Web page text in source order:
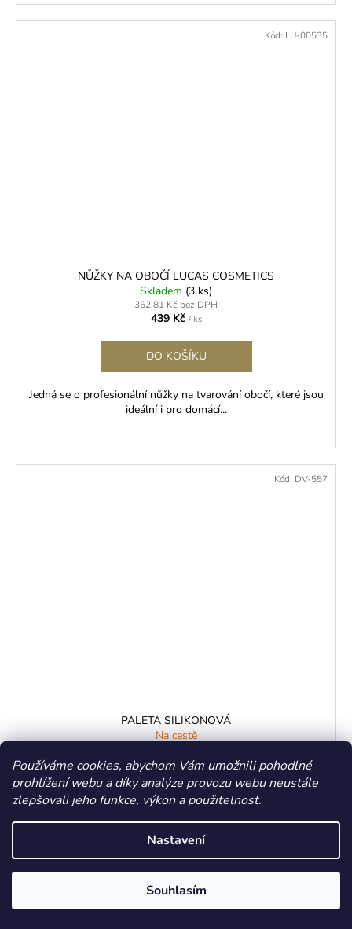
Používáme cookies, abychom Vám umožnili pohodlné
prohlížení webu a díky analýze provozu webu neustále
zlepšovali jeho funkce, výkon a použitelnost.
Nastavení
Souhlasím
NŮŽKY NA OBOČÍ LUCAS COSMETICS
Skladem (3 ks)
362,81 Kč bez DPH
439 Kč / ks
DO KOŠÍKU
Jedná se o profesionální nůžky na tvarování obočí, které jsou
ideální i pro domácí...
Kód: LU-00535
PALETA SILIKONOVÁ
Na cestě
199 Kč/ ks
DO KOŠÍKU
Silikonová paleta na lash lifting/ laminaci obočí nebo barvení.
Kód: DV-557
Kód:DV-556